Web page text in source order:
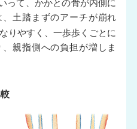
って、かかとの骨が内側に
土踏まずのアーチが崩れ
りやすく、一歩歩くごとに
親指側への負担が増しま